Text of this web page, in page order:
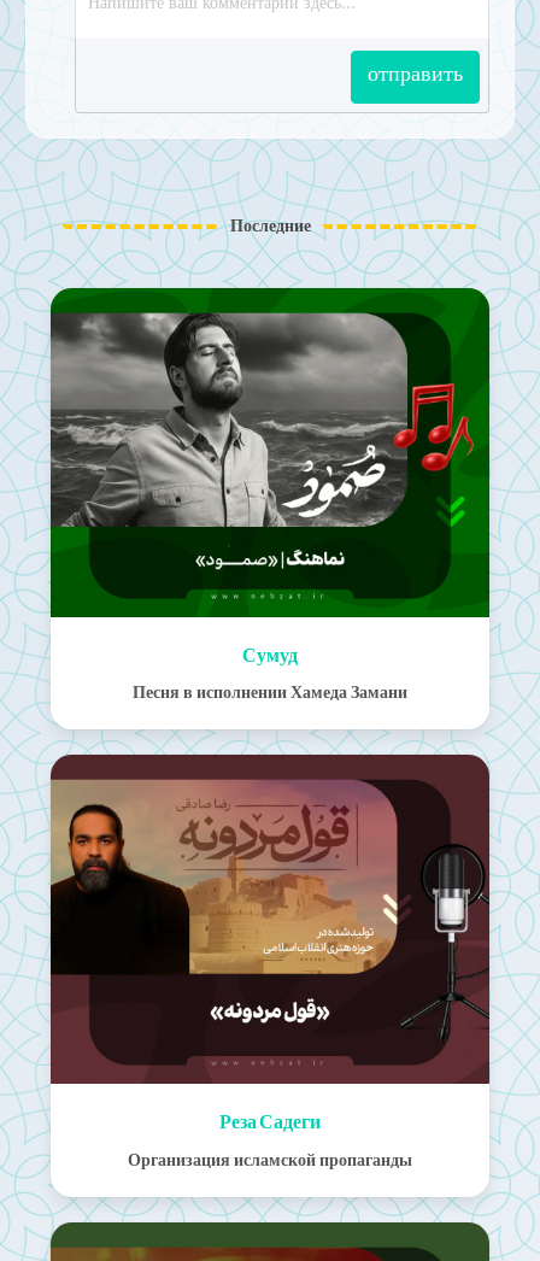
отправить
Последние
Сумуд
Песня в исполнении Хамеда Замани
Реза Садеги
Организация исламской пропаганды